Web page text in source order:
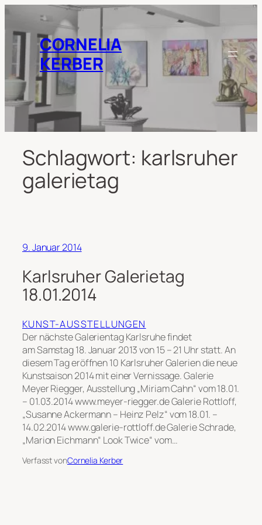
springenCORNELIA
KERBER
Schlagwort: karlsruher
galerietag
9. Januar 2014
Karlsruher Galerietag
18.01.2014
KUNST-AUSSTELLUNGEN
Der nächste Galerientag Karlsruhe findet
am Samstag 18. Januar 2013 von 15 – 21 Uhr statt. An
diesem Tag eröffnen 10 Karlsruher Galerien die neue
Kunstsaison 2014 mit einer Vernissage. Galerie
Meyer Riegger, Ausstellung „Miriam Cahn“ vom 18.01.
– 01.03.2014 www.meyer-riegger.de Galerie Rottloff,
„Susanne Ackermann – Heinz Pelz“ vom 18.01. –
14.02.2014 www.galerie-rottloff.de Galerie Schrade,
„Marion Eichmann“ Look Twice“ vom…
Verfasst vonCornelia Kerber